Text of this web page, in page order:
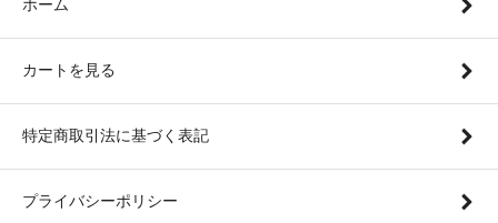
ホーム
カートを見る
特定商取引法に基づく表記
プライバシーポリシー